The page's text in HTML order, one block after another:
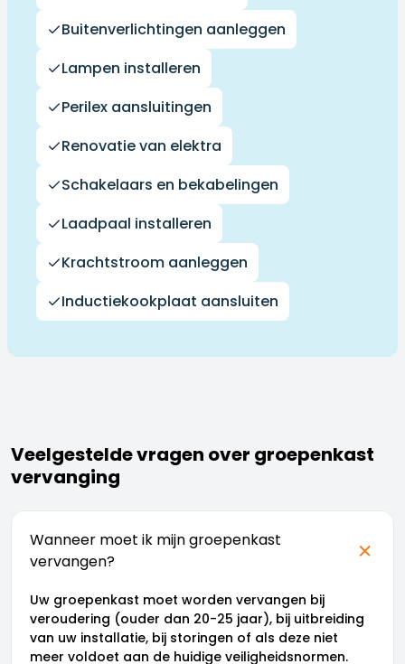
Buitenverlichtingen aanleggen
Lampen installeren
Perilex aansluitingen
Renovatie van elektra
Schakelaars en bekabelingen
Laadpaal installeren
Krachtstroom aanleggen
Inductiekookplaat aansluiten
Veelgestelde vragen over groepenkast
vervanging
Wanneer moet ik mijn groepenkast
vervangen?
Uw groepenkast moet worden vervangen bij
veroudering (ouder dan 20-25 jaar), bij uitbreiding
van uw installatie, bij storingen of als deze niet
meer voldoet aan de huidige veiligheidsnormen.